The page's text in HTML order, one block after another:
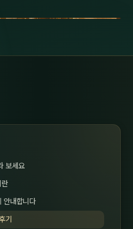
전남
경북
홈타
1인
보세요
란
안내합니다
기